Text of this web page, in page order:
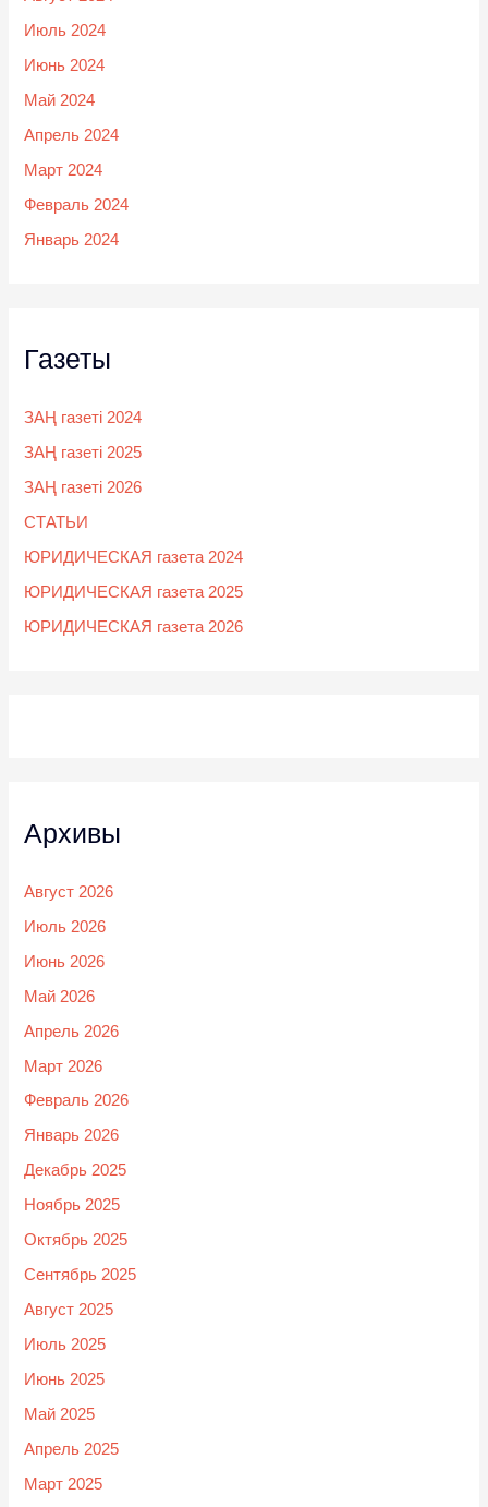
Июль 2024
Июнь 2024
Май 2024
Апрель 2024
Март 2024
Февраль 2024
Январь 2024
Газеты
ЗАҢ газеті 2024
ЗАҢ газеті 2025
ЗАҢ газеті 2026
СТАТЬИ
ЮРИДИЧЕСКАЯ газета 2024
ЮРИДИЧЕСКАЯ газета 2025
ЮРИДИЧЕСКАЯ газета 2026
Архивы
Август 2026
Июль 2026
Июнь 2026
Май 2026
Апрель 2026
Март 2026
Февраль 2026
Январь 2026
Декабрь 2025
Ноябрь 2025
Октябрь 2025
Сентябрь 2025
Август 2025
Июль 2025
Июнь 2025
Май 2025
Апрель 2025
Март 2025